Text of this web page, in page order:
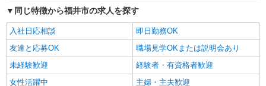
同じ特徴から福井市の求人を探す
入社日応相談
即日勤務OK
友達と応募OK
職場見学OKまたは説明会あり
未経験歓迎
経験者・有資格者歓迎
女性活躍中
主婦・主夫歓迎